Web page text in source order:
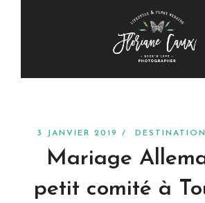
3 JANVIER 2019 / DESTINATION
Mariage
petit comité à